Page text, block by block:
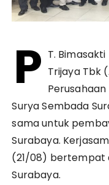
P T.
Trijaya Tbk
Surya Sembada
sama untuk
Surabaya.
(21/08) bertempat
Surabaya.